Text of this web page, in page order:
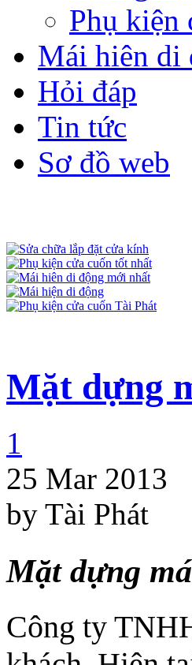
Phụ kiện
Mái hiên di
Hỏi đáp
Tin tức
Sơ đồ web
Mặt dựng
1
25 Mar 2013
by Tài Phát
Mặt dựng
Công ty